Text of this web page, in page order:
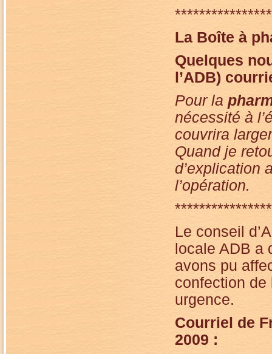
La Boîte à
Quelques
l’ADB)
Pour la
nécessité à
couvrira
Quand je
d’explication
l’opération.
Le conseil
locale ADB a
avons pu
confection de
urgence.
Courriel de
2009 :